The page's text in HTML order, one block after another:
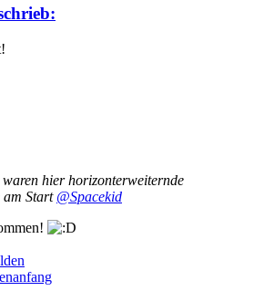
hier horizonterweiternde
am Start @Spacekid